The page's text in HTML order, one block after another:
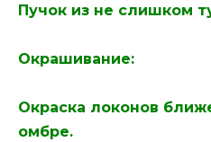
Пучок из не слишком
Окрашивание:
Окраска локонов
омбре.